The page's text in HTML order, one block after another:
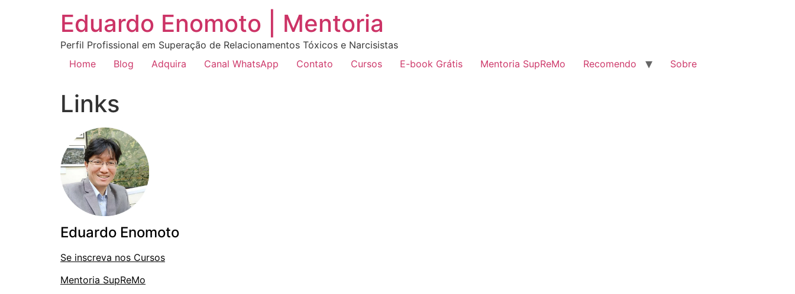
Eduardo Enomoto | Mentoria
Perfil Profissional em Superação de Relacionamentos Tóxicos e Narcisistas
Home
Blog Adquira Canal WhatsApp Contato Cursos E-book Grátis Mentoria SupReMo Recomendo Sobre
Links
Eduardo Enomoto
Se inscreva nos Cursos
Mentoria SupReMo